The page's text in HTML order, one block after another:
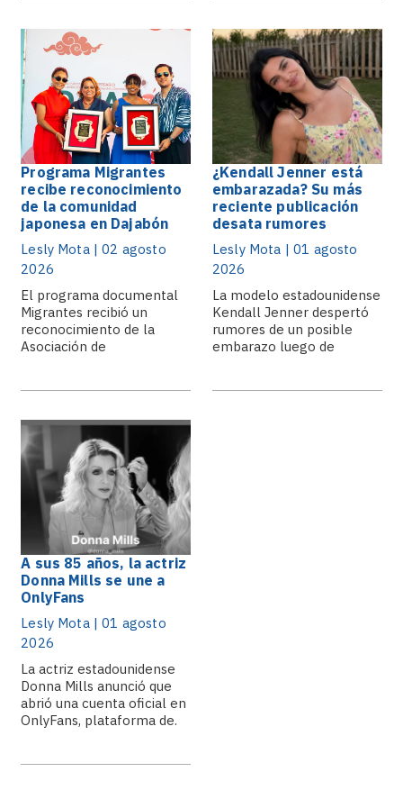
Programa Migrantes
recibe reconocimiento
de la comunidad
japonesa en Dajabón
Lesly Mota | 02 agosto
2026
El programa documental
Migrantes recibió un
reconocimiento de la
Asociación de
¿Kendall Jenner está
embarazada? Su más
reciente publicación
desata rumores
Lesly Mota | 01 agosto
2026
La modelo estadounidense
Kendall Jenner despertó
rumores de un posible
embarazo luego de
A sus 85 años, la actriz
Donna Mills se une a
OnlyFans
Lesly Mota | 01 agosto
2026
La actriz estadounidense
Donna Mills anunció que
abrió una cuenta oficial en
OnlyFans, plataforma de.